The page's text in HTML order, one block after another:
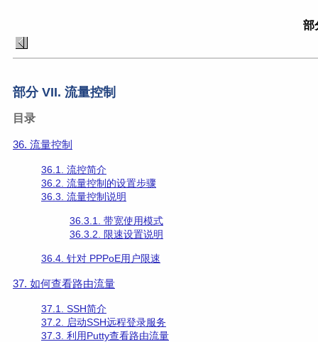
部
部分 VII. 流量控制
目录
36. 流量控制
36.1. 流控简介
36.2. 流量控制的设置步骤
36.3. 流量控制说明
36.3.1. 带宽使用模式
36.3.2. 限速设置说明
36.4. 针对 PPPoE用户限速
37. 如何查看路由流量
37.1. SSH简介
37.2. 启动SSH远程登录服务
37.3. 利用Putty查看路由流量